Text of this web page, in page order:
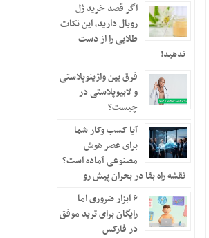
اگر قصد خرید ژل
رویال دارید، این نکات
طلایی را از دست
ندهید!
فرق بین واژینوپلاستی
و لابیوپلاستی در
چیست؟
آیا کسب وکار شما
برای عصر هوش
مصنوعی آماده است؟
نقشه راه بقا در بحران پیش رو
۶ ابزار ضروری اما
رایگان برای ترید موفق
در فارکس